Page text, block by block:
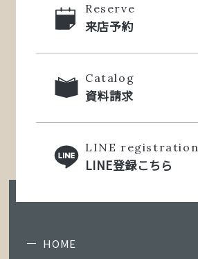
Reserve
来店予約
Catalog
資料請求
LINE registration
LINE登録こちら
HOME